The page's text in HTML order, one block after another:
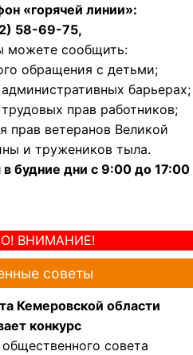
«горячей линии»:
58-69-75,
можете сообщить:
обращения с детьми;
барьерах;
прав работников;
прав ветеранов Великой
и тружеников тыла.
будние дни с 9:00 до 17:00
ВНИМАНИЕ!
советы
Кемеровской области
конкурс
совета